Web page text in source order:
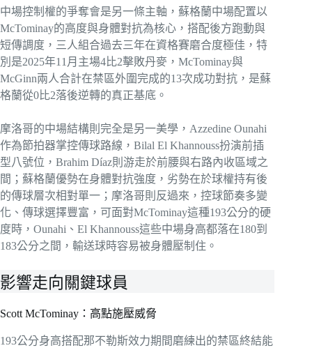
中場控制權的爭奪會是另一條主軸，蘇格蘭中場配置以
McTominay的高度與身體對抗為核心，搭配後方跑動與
短傳調度，三人組合過去三年在資格賽磨合度極佳，特
別是2025年11月主場4比2擊敗丹麥，McTominay與
McGinn兩人合計在禁區外圍完成的13次成功對抗，是蘇
格蘭從0比2落後逆轉的真正基底。
摩洛哥的中場結構則完全是另一美學，Azzedine Ounahi
作為節拍器掌控傳球路線，Bilal El Khannouss扮演前插
型八號位，Brahim Díaz則游走於前腰與右路內收區域之
間；蘇格蘭優勢在身體對抗強度，劣勢在於球權持有後
的傳球層次相對單一；摩洛哥則反過來，控球節奏多變
化、傳球選擇豐富，可面對McTominay這種193公分的硬
度時，Ounahi、El Khannouss這些中場身高都落在180到
183公分之間，輸送球時容易被身體壓制住。
影響走向關鍵球員
Scott McTominay：高點施壓威脅
193公分身高搭配那不勒斯效力期間磨練出的禁區終結能